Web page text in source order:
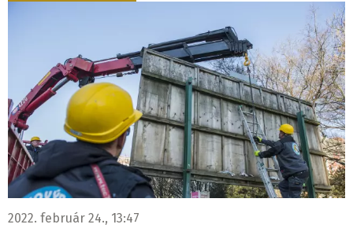
2022. február 24., 13:47